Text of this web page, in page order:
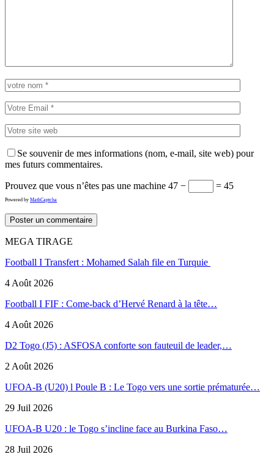
Se souvenir de mes informations (nom, e-mail, site web) pour
mes futurs commentaires.
Prouvez que vous n’êtes pas une machine 47 − = 45
Powered by MathCaptcha
MEGA TIRAGE
Football I Transfert : Mohamed Salah file en Turquie
4 Août 2026
Football I FIF : Come-back d’Hervé Renard à la tête…
4 Août 2026
D2 Togo (J5) : ASFOSA conforte son fauteuil de leader,…
2 Août 2026
UFOA-B (U20) l Poule B : Le Togo vers une sortie prématurée…
29 Juil 2026
UFOA-B U20 : le Togo s’incline face au Burkina Faso…
28 Juil 2026